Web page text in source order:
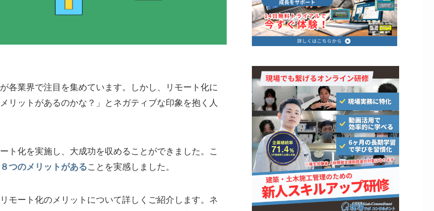
各業界で注目を集めています。しかし、リモート化に
リットがあるのかな？」とネガティブな印象を抱く人
ト化を実施し、大成功を収めることができました。こ
つのメリットがあることを実感しました。
モート化のメリットについて詳しくご紹介します。ネ